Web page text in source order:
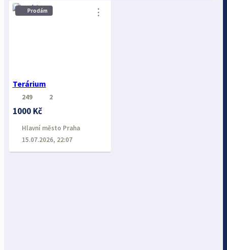
Prodám
Terárium
⋮
249 2
1000 Kč
Hlavní město Praha
15.07.2026, 22:07